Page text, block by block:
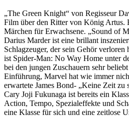
„The Green Knight“ von Regisseur
Film über den Ritter von König Artus.
Märchen für Erwachsene. „Sound of
Darius Marder ist eine brillant
Schlagzeuger, der sein Gehör
ist Spider-Man: No Way Home unter
bei den jungen Zuschauern sehr
Einführung, Marvel hat wie immer
erwartete James Bond- „Keine Zeit zu
Cary Joji Fukunaga ist bereits ein
Action, Tempo, Spezialeffekte und
eine Klasse für sich und eine zeitlose